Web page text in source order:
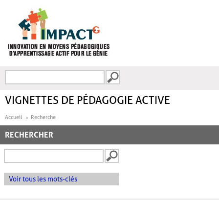
FORMULAIRE DE
VIGNETTES DE PÉDAGOGIE ACTIVE
Accueil Recherche
RECHERCHER
Voir tous les mots-clés